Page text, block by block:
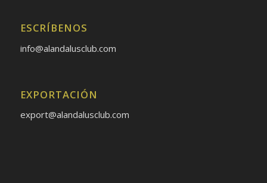
ESCRÍBENOS
info@alandalusclub.com
EXPORTACIÓN
export@alandalusclub.com